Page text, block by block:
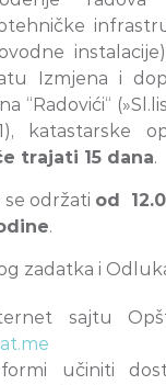
Izmjena i
“Radovići“
katastarske
trajati 15 dana.
se održati od
.
zadatka i
sajtu
učiniti